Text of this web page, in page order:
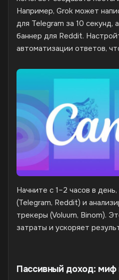
Например, Grok может
для Telegram за 10 секунд,
баннер для Reddit.
автоматизации ответов,
Начните с 1–2 часов в
(Telegram, Reddit) и
трекеры (Voluum, Binom).
затраты и ускоряет
Пассивный доход: миф